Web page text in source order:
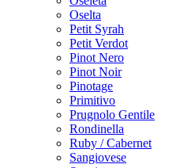
Oselta
Petit Syrah
Petit Verdot
Pinot Nero
Pinot Noir
Pinotage
Primitivo
Prugnolo Gentile
Rondinella
Ruby / Cabernet
Sangiovese